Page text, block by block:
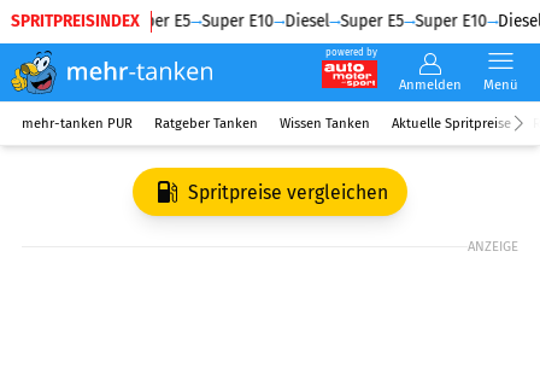
SPRITPREISINDEX
Diesel Super E5 Super E10 Diesel Super E5 Super E10 Diesel
powered by
Anmelden Menü
mehr-tanken PUR Ratgeber Tanken Wissen Tanken Aktuelle Spritpreise
Spritpreise vergleichen
ANZEIGE